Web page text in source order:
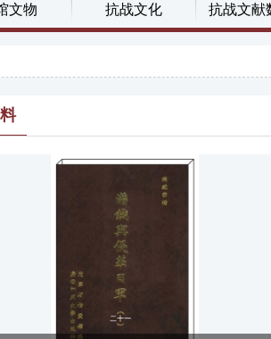
文物 抗战文化 抗战文献